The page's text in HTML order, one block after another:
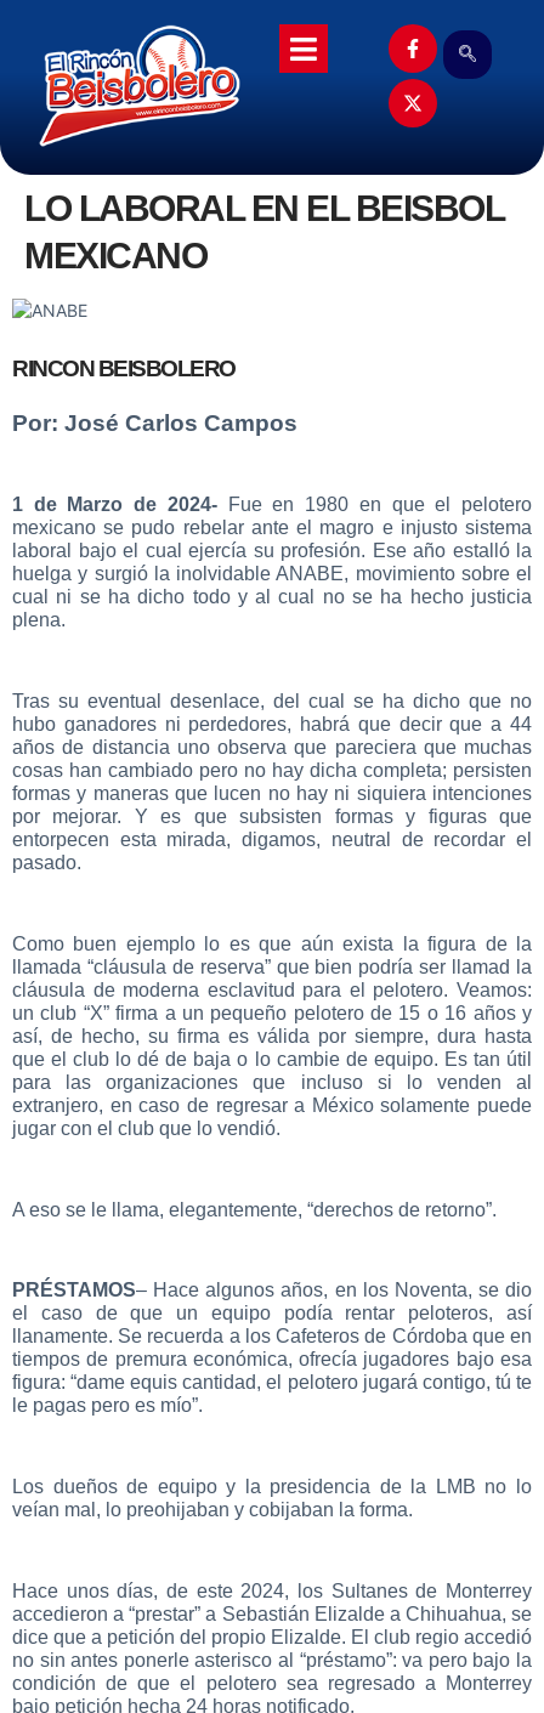
LO LABORAL EN EL BEISBOL
MEXICANO
RINCON BEISBOLERO
Por: José Carlos Campos
1 de Marzo de 2024-
Fue en 1980 en que el pelotero
mexicano se pudo rebelar ante el magro e injusto sistema
laboral bajo el cual ejercía su profesión. Ese año estalló la
huelga y surgió la inolvidable ANABE, movimiento sobre el
cual ni se ha dicho todo y al cual no se ha hecho justicia
plena.
Tras su eventual desenlace, del cual se ha dicho que no
hubo ganadores ni perdedores, habrá que decir que a 44
años de distancia uno observa que pareciera que muchas
cosas han cambiado pero no hay dicha completa; persisten
formas y maneras que lucen no hay ni siquiera intenciones
por mejorar. Y es que subsisten formas y figuras que
entorpecen esta mirada, digamos, neutral de recordar el
pasado.
Como buen ejemplo lo es que aún exista la figura de la
llamada “cláusula de reserva” que bien podría ser llamad la
cláusula de moderna esclavitud para el pelotero. Veamos:
un club “X” firma a un pequeño pelotero de 15 o 16 años y
así, de hecho, su firma es válida por siempre, dura hasta
que el club lo dé de baja o lo cambie de equipo. Es tan útil
para las organizaciones que incluso si lo venden al
extranjero, en caso de regresar a México solamente puede
jugar con el club que lo vendió.
A eso se le llama, elegantemente, “derechos de retorno”.
PRÉSTAMOS– Hace algunos años, en los Noventa, se dio
el caso de que un equipo podía rentar peloteros, así
llanamente. Se recuerda a los Cafeteros de Córdoba que en
tiempos de premura económica, ofrecía jugadores bajo esa
figura: “dame equis cantidad, el pelotero jugará contigo, tú te
le pagas pero es mío”.
Los dueños de equipo y la presidencia de la LMB no lo
veían mal, lo preohijaban y cobijaban la forma.
Hace unos días, de este 2024, los Sultanes de Monterrey
accedieron a “prestar” a Sebastián Elizalde a Chihuahua, se
dice que a petición del propio Elizalde. El club regio accedió
no sin antes ponerle asterisco al “préstamo”: va pero bajo la
condición de que el pelotero sea regresado a Monterrey
bajo petición hecha 24 horas notificado.